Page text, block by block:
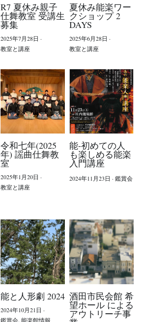
R7 夏休み親子
仕舞教室 受講生
募集
2025年7月28日 ·
教室と講座
夏休み能楽ワー
クショップ 2
DAYS
2025年6月28日 ·
教室と講座
令和七年(2025
年) 謡曲仕舞教
室
2025年1月20日 ·
教室と講座
能-初めての人
も楽しめる能楽
入門講座
2024年11月23日 · 鑑賞会
能と人形劇 2024
2024年10月21日 ·
鑑賞会, 能楽館情報
酒田市民会館 希
望ホール による
アウトリーチ事